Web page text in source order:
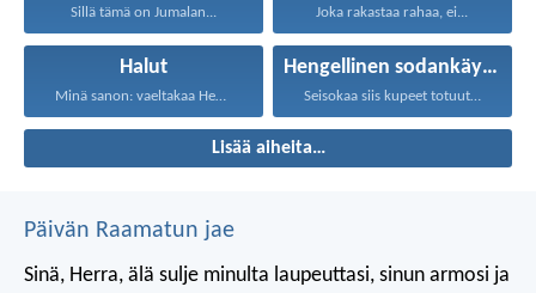
Sillä tämä on Jumalan... Joka rakastaa rahaa, ei...
Halut
Minä sanon: vaeltakaa Hengessä...
Hengellinen sodankäynti
Seisokaa siis kupeet totuuteen...
Lisää aiheita…
Päivän Raamatun jae
Sinä, Herra, älä sulje minulta laupeuttasi, sinun armosi ja